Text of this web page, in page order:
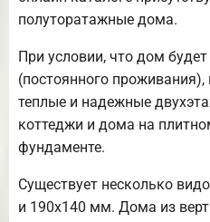
полуторатажные дома.
При условии, что дом
(постоянного
теплые и надежные
коттеджи и дома на
фундаменте.
Существует несколько
и 190х140 мм. Дома из